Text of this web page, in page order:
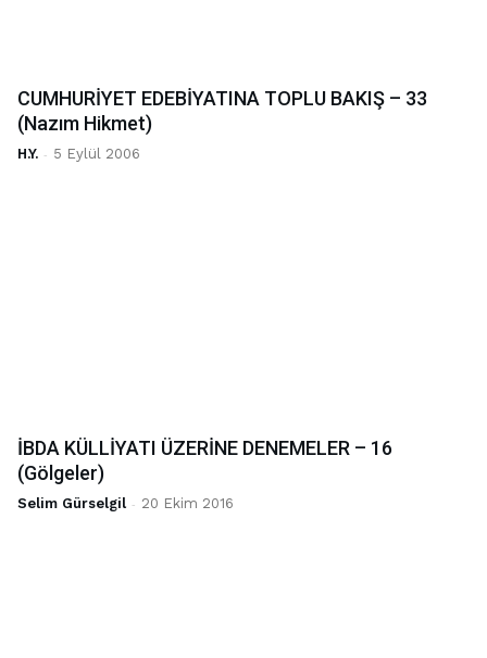
CUMHURİYET EDEBİYATINA TOPLU BAKIŞ – 33
(Nazım Hikmet)
H.Y. - 5 Eylül 2006
İBDA KÜLLİYATI ÜZERİNE DENEMELER – 16
(Gölgeler)
Selim Gürselgil - 20 Ekim 2016